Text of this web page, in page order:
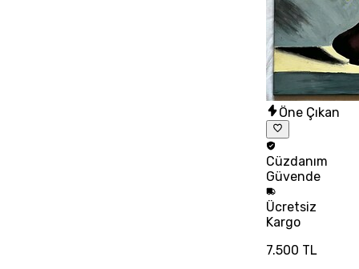
Öne Çıkan
Cüzdanım
Güvende
Ücretsiz
Kargo
7.500 TL